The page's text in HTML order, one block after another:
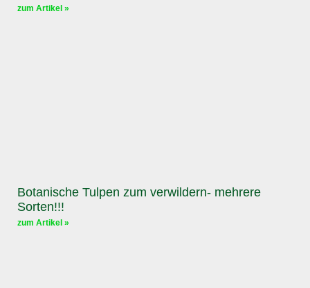
zum Artikel »
Botanische Tulpen zum verwildern- mehrere
Sorten!!!
zum Artikel »